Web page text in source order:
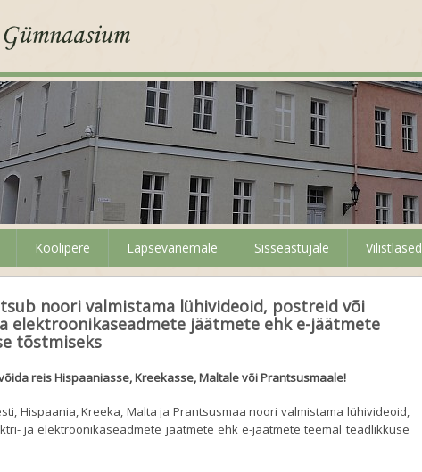
Koolipere Lapsevanemale Sisseastujale Vilistlased
noori valmistama lühivideoid, postreid või
elektroonikaseadmete jäätmete ehk e-jäätmete
tõstmiseks
reis Hispaaniasse, Kreekasse, Maltale või Prantsusmaale!
Hispaania, Kreeka, Malta ja Prantsusmaa noori valmistama lühivideoid,
ja elektroonikaseadmete jäätmete ehk e-jäätmete teemal teadlikkuse